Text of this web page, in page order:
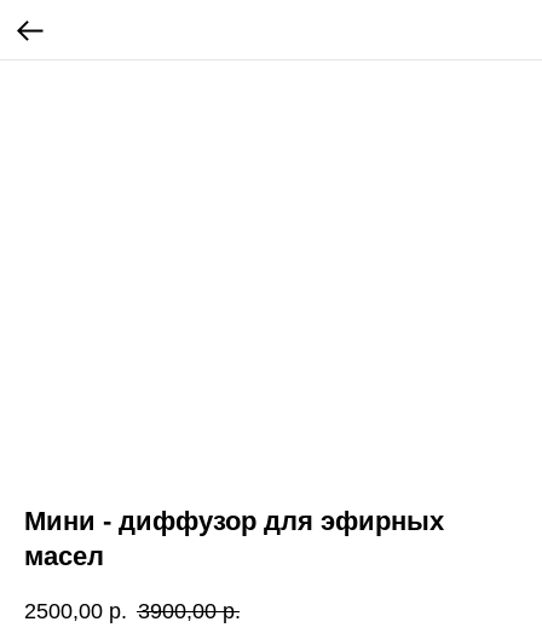
Мини - диффузор для эфирных
масел
2500,00 р. 3900,00 р.